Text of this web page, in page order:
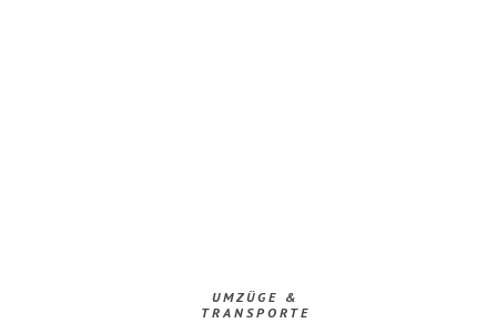
UMZÜGE &
TRANSPORTE